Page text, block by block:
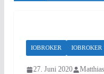
IOBROKER IOBROKER
27. Juni 2020